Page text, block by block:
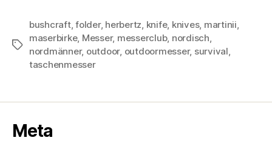
Schlagwörter
bushcraft,folder, herbertz knife, knives, martinii
maserbirke, Messer, messerclub, nordisch
nordmänner, outdoor, outdoormesser, survival
taschenmesser
Meta